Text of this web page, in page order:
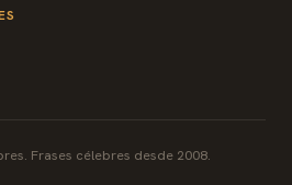
Frases célebres desde 2008.